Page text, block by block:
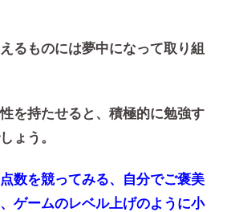
るものには夢中になって取り組
を持たせると、積極的に勉強す
ょう。
数を競ってみる、自分でご褒美
ゲームのレベル上げのように小